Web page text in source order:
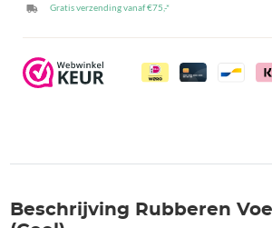
Gratis verzending vanaf €75,-*
Beschrijving Rubberen